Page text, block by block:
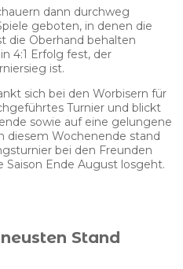
dann durchweg
geboten, in denen die
die Oberhand behalten
4:1 Erfolg fest, der
ist.
sich bei den Worbisern für
Turnier und blickt
sowie auf eine gelungene
diesem Wochenende stand
bei den Freunden
Saison Ende August losgeht.
Stand